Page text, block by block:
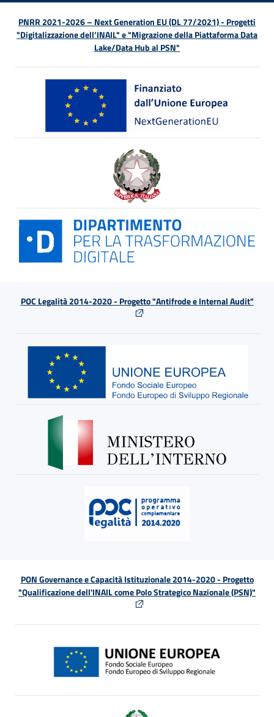
PNRR 2021-2026 – Next Generation EU (DL 77/2021) - Progetti
"Digitalizzazione dell’INAIL" e "Migrazione della Piattaforma Data
Lake/Data Hub al PSN"
POC Legalità 2014-2020 - Progetto "Antifrode e Internal Audit"
PON Governance e Capacità Istituzionale 2014-2020 - Progetto
"Qualificazione dell'INAIL come Polo Strategico Nazionale (PSN)"